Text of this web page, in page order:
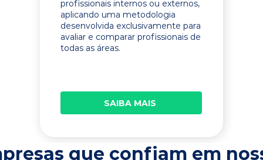
profissionais internos ou externos,
aplicando uma metodologia
desenvolvida exclusivamente para
avaliar e comparar profissionais de
todas as áreas.
SAIBA MAIS
que confiam em